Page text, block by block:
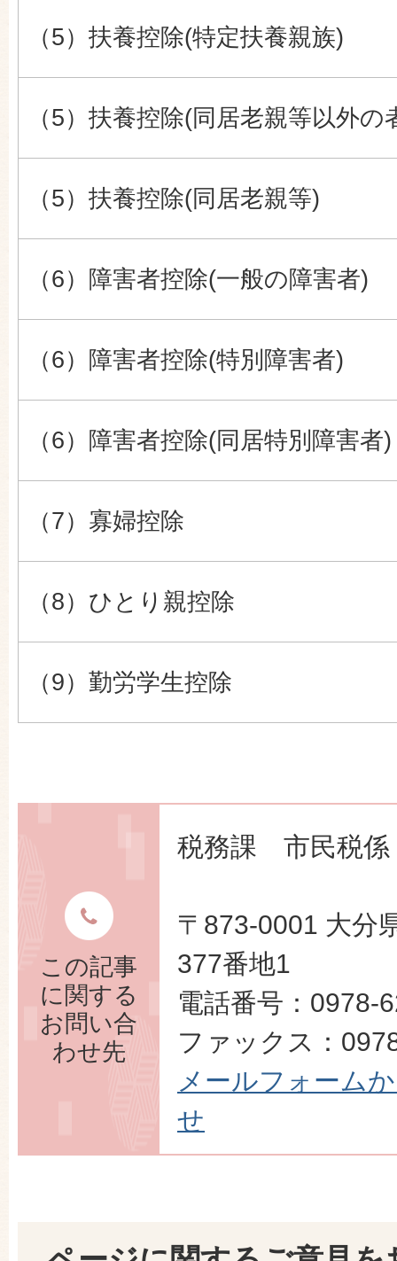
（5）扶養控除(特定扶養親族)
（5）扶養控除(同居老親等以外の
（5）扶養控除(同居老親等)
（6）障害者控除(一般の障害者)
（6）障害者控除(特別障害者)
（6）障害者控除(同居特別障害者)
（7）寡婦控除
（8）ひとり親控除
（9）勤労学生控除
この記事
に関する
お問い合
わせ先
税務課 市民税係
〒873-0001 大分
377番地1
電話番号：0978-
ファックス：
メールフォーム
せ